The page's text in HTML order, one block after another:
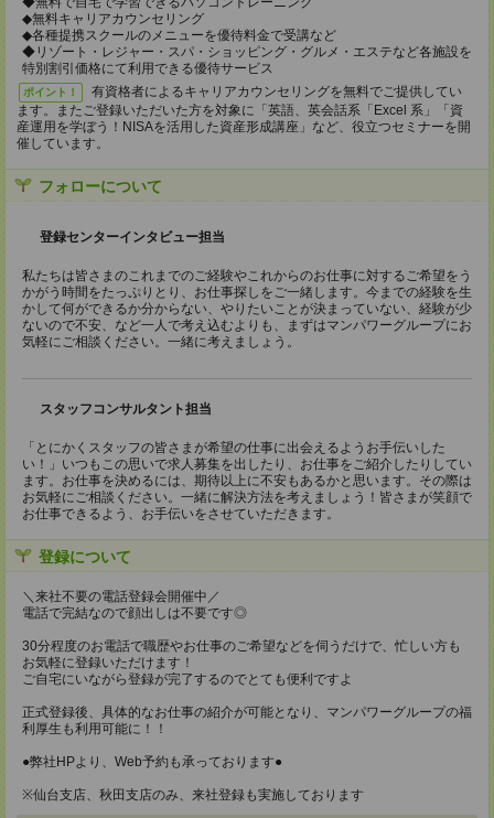
◆無料キャリアカウンセリング
◆各種提携スクールのメニューを優待料金で受講など
◆リゾート・レジャー・スパ・ショッピング・グルメ・エステなど各施設を
特別割引価格にて利用できる優待サービス
ポイント！
有資格者によるキャリアカウンセリングを無料でご提供してい
ます。またご登録いただいた方を対象に「英語、英会話系「Excel 系」「資
産運用を学ぼう！NISAを活用した資産形成講座」など、役立つセミナーを開
催しています。
フォローについて
登録センターインタビュー担当
私たちは皆さまのこれまでのご経験やこれからのお仕事に対するご希望をう
かがう時間をたっぷりとり、お仕事探しをご一緒します。今までの経験を生
かして何ができるか分からない、やりたいことが決まっていない、経験が少
ないので不安、など一人で考え込むよりも、まずはマンパワーグループにお
気軽にご相談ください。一緒に考えましょう。
スタッフコンサルタント担当
「とにかくスタッフの皆さまが希望の仕事に出会えるようお手伝いした
い！」いつもこの思いで求人募集を出したり、お仕事をご紹介したりしてい
ます。お仕事を決めるには、期待以上に不安もあるかと思います。その際は
お気軽にご相談ください。一緒に解決方法を考えましょう！皆さまが笑顔で
お仕事できるよう、お手伝いをさせていただきます。
登録について
＼来社不要の電話登録会開催中／
電話で完結なので顔出しは不要です◎
30分程度のお電話で職歴やお仕事のご希望などを伺うだけで、忙しい方も
お気軽に登録いただけます！
ご自宅にいながら登録が完了するのでとても便利ですよ
正式登録後、具体的なお仕事の紹介が可能となり、マンパワーグループの福
利厚生も利用可能に！！
●弊社HPより、Web予約も承っております●
※仙台支店、秋田支店のみ、来社登録も実施しております